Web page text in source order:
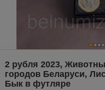
2 рубля 2023,
городов Беларуси,
Бык в футляре